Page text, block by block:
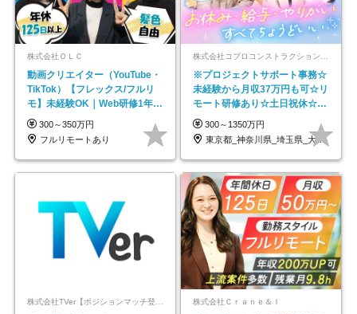
株式会社ＯＬＣ
動画クリエイター（YouTube・
TikTok）【フレックス/フルリ
モ】未経験OK｜Web研修1年間
｜副業OK
300～350万円
フルリモートあり
※プロジェクトサポート事務☆
未経験から月収37万円も可☆リ
モート研修あり☆土日祝休☆20
代～30代活躍/b
300～1350万円
東京都_神奈川県_埼玉県_大阪府_愛知県…
株式会社TVer【ポジションマッチ登録】 株式会社Ｃｒａｎｅ＆Ｉ